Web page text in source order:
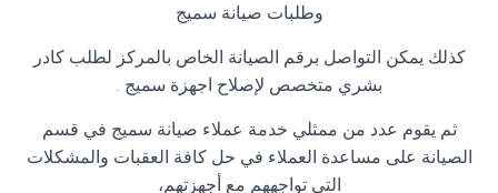
وطلبات صيانة سميج
كذلك يمكن التواصل برقم الصيانة الخاص بالمركز لطلب كادر
بشري متخصص لإصلاح اجهزة سميج .
ثم يقوم عدد من ممثلي خدمة عملاء صيانة سميج في قسم
الصيانة على مساعدة العملاء في حل كافة العقبات والمشكلات
التي تواجههم مع أجهزتهم،